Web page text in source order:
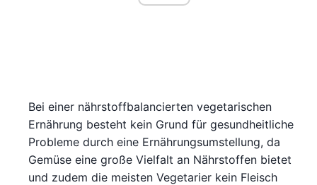
Bei einer nährstoffbalancierten vegetarischen
Ernährung besteht kein Grund für gesundheitliche
Probleme durch eine Ernährungsumstellung, da
Gemüse eine große Vielfalt an Nährstoffen bietet
und zudem die meisten Vegetarier kein Fleisch